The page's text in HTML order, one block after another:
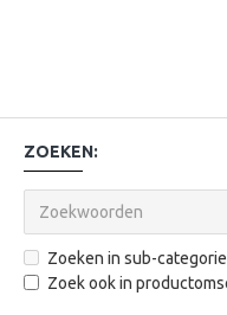
ZOEKEN:
Zoeken in sub-
Zoek ook in